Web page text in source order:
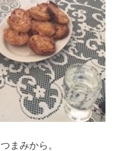
まみから。